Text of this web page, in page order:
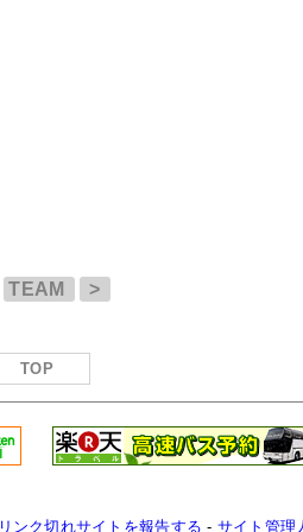
TEAM >
TOP
リンク切れサイトを報告する - サイト管理